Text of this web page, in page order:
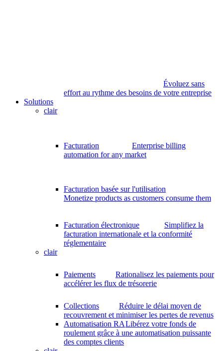
Évoluez sans
effort au rythme des besoins de votre entreprise
Solutions
clair
Facturation
Enterprise billing
automation for any market
Facturation basée sur l'utilisation
Monetize products as customers consume them
Facturation électronique
Simplifiez la
facturation internationale et la conformité
réglementaire
clair
Paiements
Rationalisez les paiements pour
accélérer les flux de trésorerie
Collections
Réduire le délai moyen de
recouvrement et minimiser les pertes de revenus
Automatisation RALibérez votre fonds de
roulement grâce à une automatisation puissante
des comptes clients